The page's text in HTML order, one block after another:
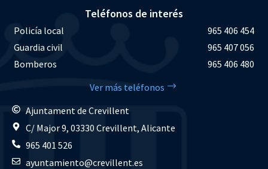
Teléfonos de interés
Policía local
965 406 454
Guardia civil
965 407 056
Bomberos
965 406 480
Ver más teléfonos
Ajuntament de Crevillent
C/ Major 9, 03330 Crevillent, Alicante
965 401 526
ayuntamiento@crevillent.es